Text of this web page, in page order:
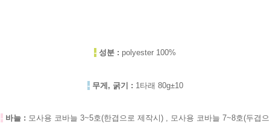
- 성분 : polyester 100%
- 무게, 굵기 : 1타래 80g±10
- 바늘 : 모사용 코바늘 3~5호(한겹으로 제작시) , 모사용 코바늘 7~8호(두겹으